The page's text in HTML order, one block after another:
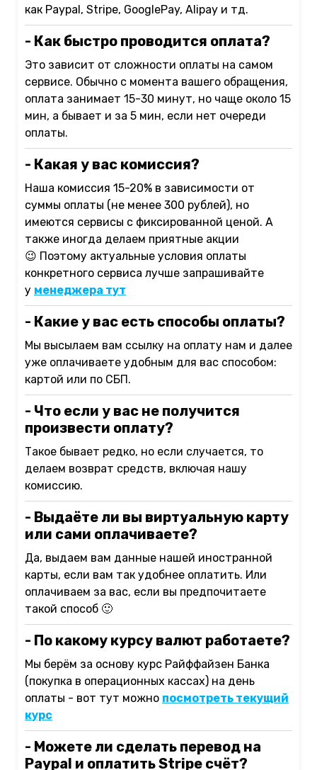
как Paypal, Stripe, GooglePay, Alipay и тд.
- Как быстро проводится оплата?
Это зависит от сложности оплаты на самом
сервисе. Обычно с момента вашего обращения,
оплата занимает 15-30 минут, но чаще около 15
мин, а бывает и за 5 мин, если нет очереди
оплаты.
- Какая у вас комиссия?
Наша комиссия 15-20% в зависимости от
суммы оплаты (не менее 300 рублей), но
имеются сервисы с фиксированной ценой. А
также иногда делаем приятные акции
😉 Поэтому актуальные условия оплаты
конкретного сервиса лучше запрашивайте
у менеджера тут
- Какие у вас есть способы оплаты?
Мы высылаем вам ссылку на оплату нам и далее
уже оплачиваете удобным для вас способом:
картой или по СБП.
- Что если у вас не получится
произвести оплату?
Такое бывает редко, но если случается, то
делаем возврат средств, включая нашу
комиссию.
- Выдаёте ли вы виртуальную карту
или сами оплачиваете?
Да, выдаем вам данные нашей иностранной
карты, если вам так удобнее оплатить. Или
оплачиваем за вас, если вы предпочитаете
такой способ 🙂
- По какому курсу валют работаете?
Мы берём за основу курс Райффайзен Банка
(покупка в операционных кассах) на день
оплаты - вот тут можно посмотреть текущий
курс
- Можете ли сделать перевод на
Paypal и оплатить Stripe счёт?